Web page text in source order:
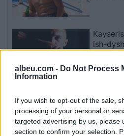
albeu.com - Do Not Process
Information
If you wish to opt-out of the sale,
processing of your personal or
targeted advertising by us, please
section to confirm your selection.
ish-
humb